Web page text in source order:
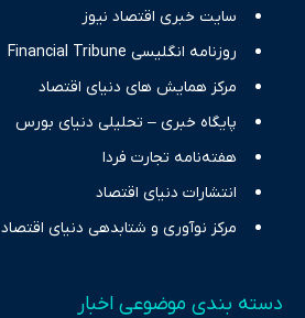
سایت خبری اقتصاد نیوز
روزنامه انگلیسی Financial Tribune
مرکز همایش های دنیای اقتصاد
پایگاه خبری – تحلیلی دنیای بورس
هفته‌نامه تجارت فردا
انتشارات دنیای اقتصاد
مرکز نوآوری و شتابدهی دنیای اقتصاد
دسته بندی موضوعی اخبار